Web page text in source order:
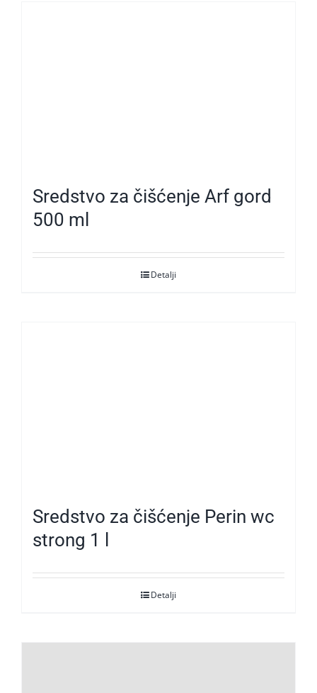
Sredstvo za čišćenje Arf gord
500 ml
Detalji
Sredstvo za čišćenje Perin wc
strong 1 l
Detalji